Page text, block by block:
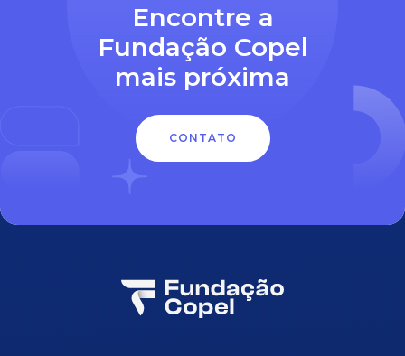
Encontre a
Fundação Copel
mais próxima
CONTATO